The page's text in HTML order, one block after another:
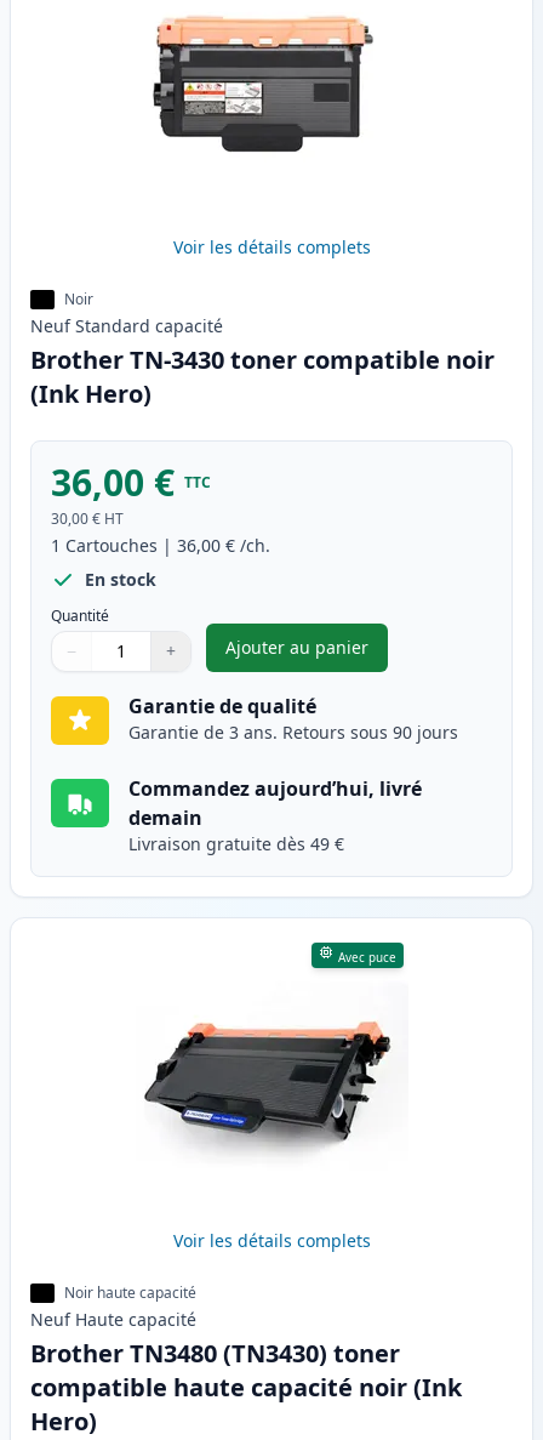
Voir les détails complets
Noir
Neuf Standard capacité
Brother TN-3430 toner compatible noir
(Ink Hero)
36,00 € TTC
30,00 € HT
1 Cartouches | 36,00 € /ch.
En stock
Quantité
Quantité
Utilisez les boutons pour ajuster
− +
Quantité
Ajouter au panier
,Brother TN-3430 toner
Garantie de qualité
Garantie de 3 ans. Retours sous 90 jours
Commandez aujourd’hui, livré
demain
Livraison gratuite dès 49 €
Avec puce
Voir les détails complets
Noir haute capacité
Neuf Haute capacité
Brother TN3480 (TN3430) toner
compatible haute capacité noir (Ink
Hero)